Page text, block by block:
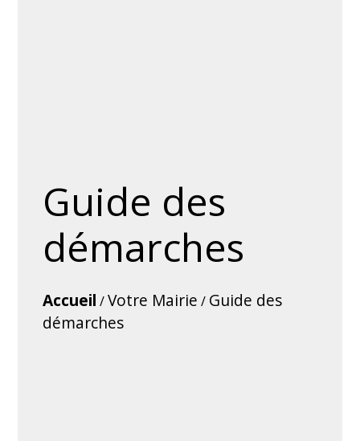
Guide des
démarches
Accueil /Votre Mairie / Guide des
démarches